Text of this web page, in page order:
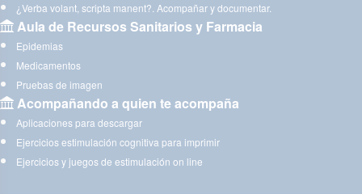
¿Verba volant, scripta manent?. Acompañar y documentar.
Aula de Recursos Sanitarios y Farmacia
Epidemias
Medicamentos
Pruebas de imagen
Acompañando a quien te acompaña
Aplicaciones para descargar
Ejercicios estimulación cognitiva para imprimir
Ejercicios y juegos de estimulación on line